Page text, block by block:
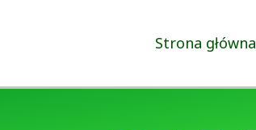
Strona główna